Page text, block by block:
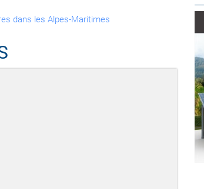
dans les Alpes-Maritimes